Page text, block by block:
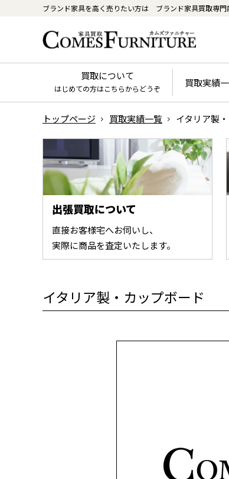
ブランド家具を高く売りたい方は ブランド家具買取専門
買取について
はじめての方はこちらからどうぞ 買取実績
トップページ 買取実績一覧 イタリア製
出張買取について
直接お客様宅へお伺いし、
実際に商品を査定いたします。
イタリア製・カップボード